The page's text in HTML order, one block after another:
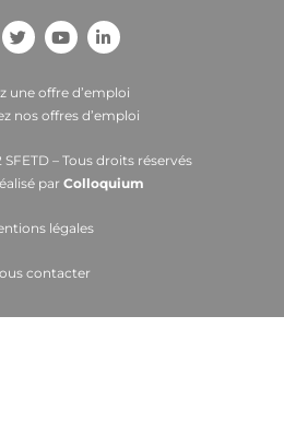
une offre d’emploi
nos offres d’emploi
– Tous droits réservés
par Colloquium
légales
contacter